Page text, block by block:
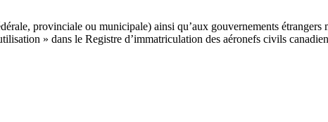
provinciale ou municipale) ainsi qu’aux gouvernements
» dans le Registre d’immatriculation des aéronefs civils